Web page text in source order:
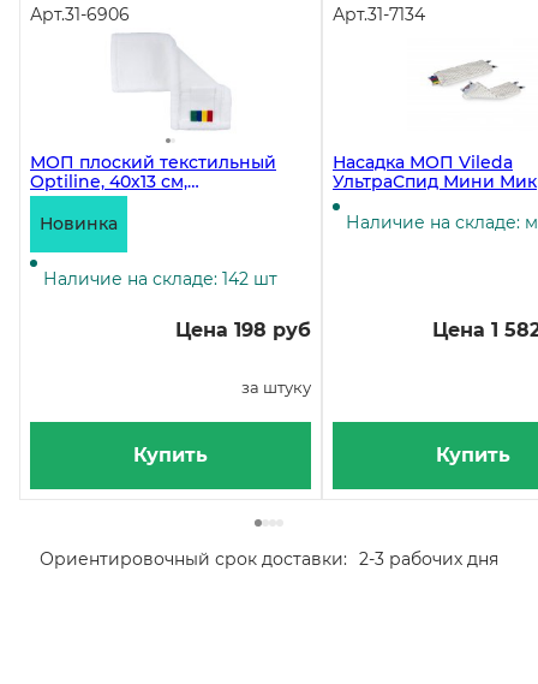
Арт.31-6906
МОП плоский текстильный
Optiline, 40х13 см,
универсальный, микрофибра,
белый
Новинка
Наличие на складе: 142 шт
Цена 198 руб
за штуку
Купить
Арт.31-7134
Насадка МОП Vileda
УльтраСпид Мини
34 см
Наличие на складе:
Цена 1
Купить
Ориентировочный срок доставки: 2-3 рабочих дня